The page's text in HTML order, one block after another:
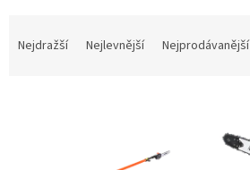
Nejdražší Nejlevnější Nejprodávanější